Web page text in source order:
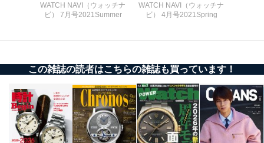
ステムに関するご相談及び苦情については以下までご連
絡ください。
係
TEL：0570-200-223
FAX：03-5459-7073
e-mail：cs@fujisan.co.jp
改訂：2025年2月20日
制定：2005年4月1日
株式会社富士山マガジンサービス
WATCH NAVI（ウォッチナ
ビ） 7月号2021Summer
WATCH NAVI（ウォッチナ
ビ） 4月号2021Spring
この雑誌の読者はこちらの雑誌も買っています！